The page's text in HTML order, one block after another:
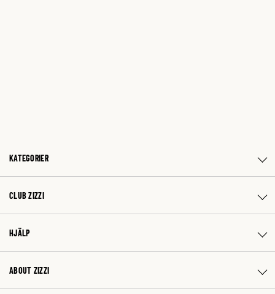
KATEGORIER
CLUB ZIZZI
HJÄLP
ABOUT ZIZZI